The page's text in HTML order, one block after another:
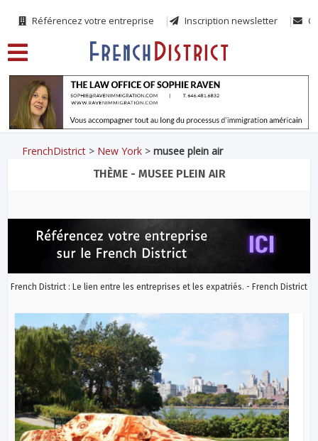
Référencez votre entreprise Inscription newsletter
FrenchDistrict > New York >musee plein air
THÈME - MUSEE PLEIN AIR
French District : Le lien entre les entreprises et les expatriés. - French District